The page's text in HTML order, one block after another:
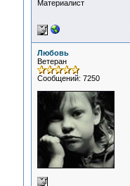
Материалист
Любовь
Ветеран
Сообщений: 7250